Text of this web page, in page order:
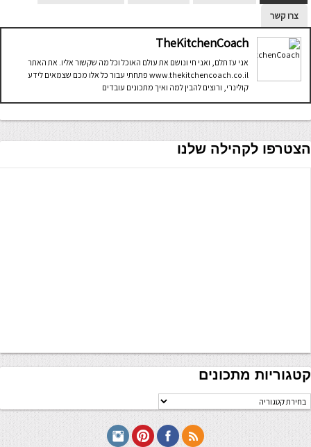
צרו קשר
TheKitchenCoach
אני עֹז תלם, ואני חי ונושם את עולם האוכל וכל מה שקשור אליו. את האתר
www.thekitchencoach.co.il פתחתי עבור כל אלו מכם שצמאים לידע
קולינרי, ורוצים להבין למה ואיך מתכונים עובדים
הצטרפו לקהילה שלנו
קטגוריות מתכונים
קטגוריות
מתכונים